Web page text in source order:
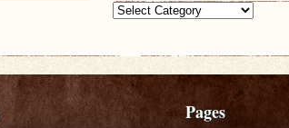
Categories
Pages